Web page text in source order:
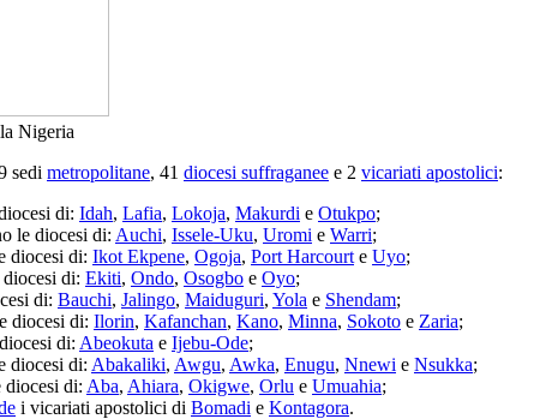
Nigeria
sedi metropolitane, 41 diocesi suffraganee e 2 vicariati apostolici:
di: Idah, Lafia, Lokoja, Makurdi e Otukpo;
le diocesi di: Auchi, Issele-Uku, Uromi e Warri;
diocesi di: Ikot Ekpene, Ogoja, Port Harcourt e Uyo;
di: Ekiti, Ondo, Osogbo e Oyo;
di: Bauchi, Jalingo, Maiduguri, Yola e Shendam;
diocesi di: Ilorin, Kafanchan, Kano, Minna, Sokoto e Zaria;
di: Abeokuta e Ijebu-Ode;
diocesi di: Abakaliki, Awgu, Awka, Enugu, Nnewi e Nsukka;
diocesi di: Aba, Ahiara, Okigwe, Orlu e Umuahia;
i vicariati apostolici di Bomadi e Kontagora.